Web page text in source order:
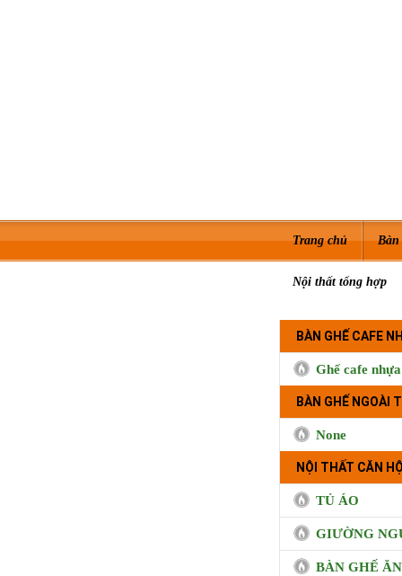
Trang chủ Bàn
Nội thất tổng hợp
BÀN GHẾ CAFE
Ghế cafe nhựa
BÀN GHẾ NGOÀI
None
NỘI THẤT CĂN
TỦ ÁO
GIƯỜNG
BÀN GHẾ ĂN